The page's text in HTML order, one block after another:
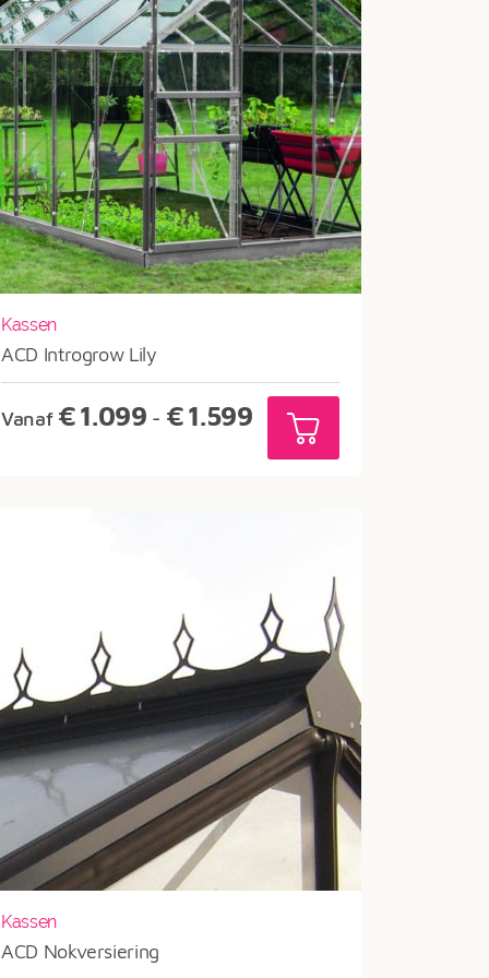
Kassen
ACD Introgrow Lily
Vanaf €1.099 - €1.599Prijsklasse:
€1.099
Kassen
ACD Nokversiering